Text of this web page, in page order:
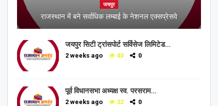
जयपुर
राजस्थान में बने सर्वाधिक लम्बाई के नेशनल एक्सप्रेसवे
जयपुर सिटी ट्रांसपोर्ट सर्विसेज लिमिटेड…
2 weeks ago 40 0
पूर्व विधानसभा अध्यक्ष स्व. परसराम…
2 weeks ago 32 0